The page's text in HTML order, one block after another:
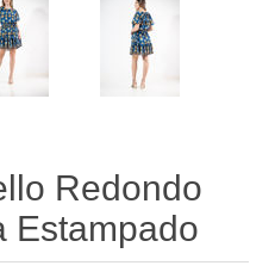
Redondo
Estampado